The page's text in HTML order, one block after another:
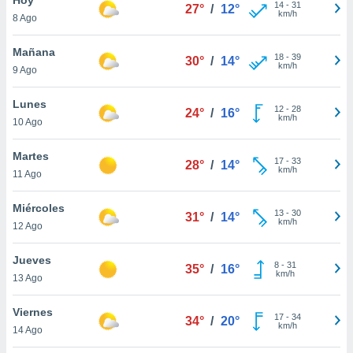
en
más
nuestra
de
cookies
aceptar
8 Ago
27° / 12° 14- 31
km/h
Mañana
9 Ago
30° / 14° 18- 39
km/h
Lunes
10 Ago
24° / 16° 12- 28
km/h
Martes
11 Ago
28° / 14° 17- 33
km/h
Miércoles
12 Ago
31° / 14° 13- 30
km/h
Jueves
13 Ago
35° / 16° 8- 31
km/h
Viernes
14 Ago
34° / 20° 17- 34
km/h